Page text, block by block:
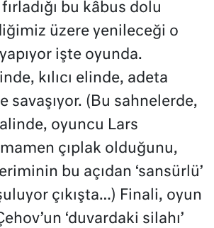
bu kâbus dolu
üzere yenileceği o
işte oyunda.
kılıcı elinde, adeta
savaşıyor. (Bu sahnelerde,
oyuncu Lars
çıplak olduğunu,
bu açıdan ‘sansürlü’
çıkışta…) Finali, oyun
‘duvardaki silahı’